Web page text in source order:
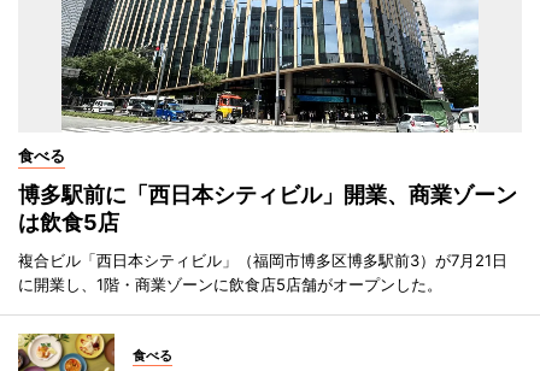
食べる
博多駅前に「西日本シティビル」開業、商業ゾーン
は飲食5店
複合ビル「西日本シティビル」（福岡市博多区博多駅前3）が7月21日
に開業し、1階・商業ゾーンに飲食店5店舗がオープンした。
食べる